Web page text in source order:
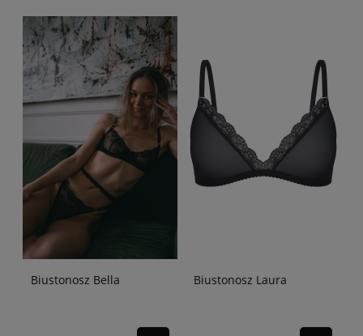
Biustonosz Bella Biustonosz Laura